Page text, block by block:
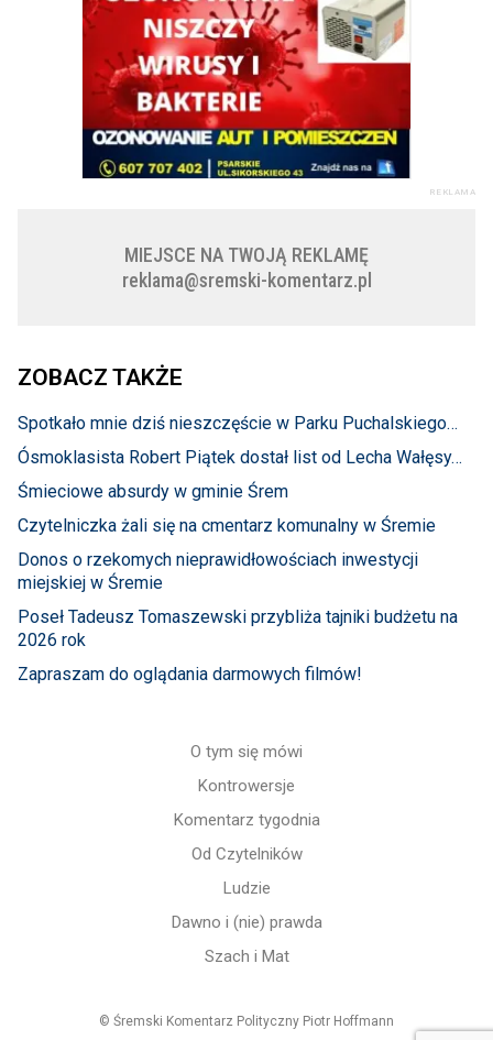
REKLAMA
MIEJSCE NA TWOJĄ REKLAMĘ
reklama@sremski-komentarz.pl
ZOBACZ TAKŻE
Spotkało mnie dziś nieszczęście w Parku Puchalskiego…
Ósmoklasista Robert Piątek dostał list od Lecha Wałęsy…
Śmieciowe absurdy w gminie Śrem
Czytelniczka żali się na cmentarz komunalny w Śremie
Donos o rzekomych nieprawidłowościach inwestycji
miejskiej w Śremie
Poseł Tadeusz Tomaszewski przybliża tajniki budżetu na
2026 rok
Zapraszam do oglądania darmowych filmów!
O tym się mówi
Kontrowersje
Komentarz tygodnia
Od Czytelników
Ludzie
Dawno i (nie) prawda
Szach i Mat
© Śremski Komentarz Polityczny Piotr Hoffmann